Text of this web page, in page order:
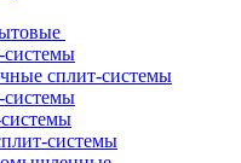
системы
сплит-системы
системы
системы